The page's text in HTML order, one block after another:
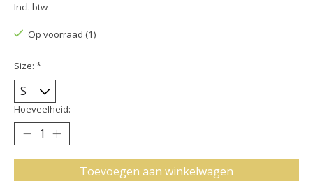
Incl. btw
Op voorraad (1)
Size: *
Hoeveelheid:
Toevoegen aan winkelwagen